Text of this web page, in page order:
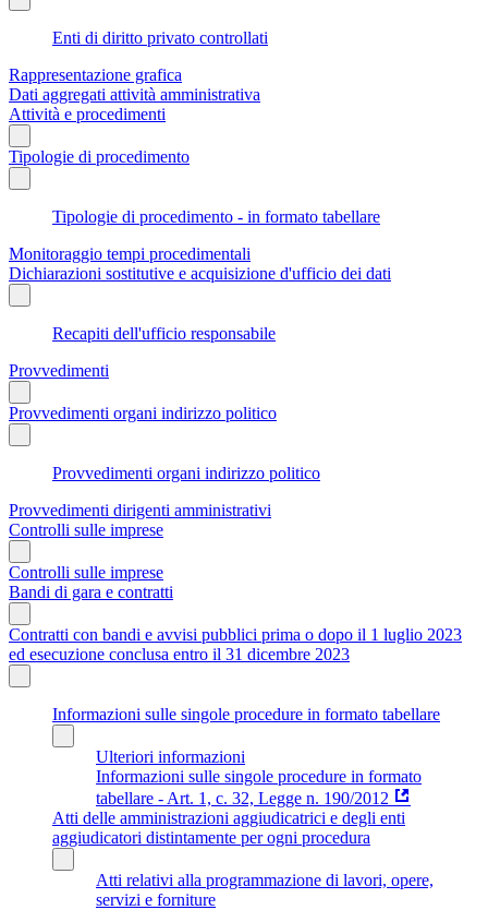
Enti di diritto privato controllati
Rappresentazione grafica
Dati aggregati attività amministrativa
Attività e procedimenti
Tipologie di procedimento
Tipologie di procedimento - in formato tabellare
Monitoraggio tempi procedimentali
Dichiarazioni sostitutive e acquisizione d'ufficio dei dati
Recapiti dell'ufficio responsabile
Provvedimenti
Provvedimenti organi indirizzo politico
Provvedimenti organi indirizzo politico
Provvedimenti dirigenti amministrativi
Controlli sulle imprese
Controlli sulle imprese
Bandi di gara e contratti
Contratti con bandi e avvisi pubblici prima o dopo il 1 luglio 2023
ed esecuzione conclusa entro il 31 dicembre 2023
Informazioni sulle singole procedure in formato tabellare
Ulteriori informazioni
Informazioni sulle singole procedure in formato
tabellare - Art. 1, c. 32, Legge n. 190/2012
Atti delle amministrazioni aggiudicatrici e degli enti
aggiudicatori distintamente per ogni procedura
Atti relativi alla programmazione di lavori, opere,
servizi e forniture